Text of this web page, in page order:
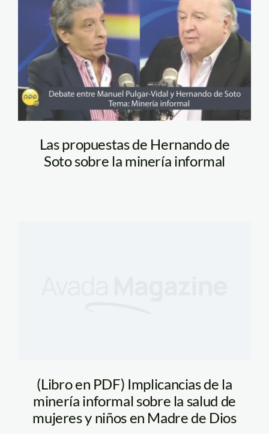
pulgarvidal y de
soto_RPP
Las propuestas de Hernando de
Soto sobre la minería informal
(Libro en PDF) Implicancias de la
minería informal sobre la salud de
mujeres y niños en Madre de Dios